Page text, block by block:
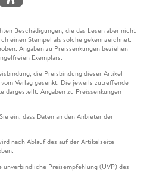
Beschädigungen, die das Lesen aber nicht
einen Stempel als solche gekennzeichnet.
Angaben zu Preissenkungen beziehen
Exemplars.
die Preisbindung dieser Artikel
Verlag gesenkt. Die jeweils zutreffende
Angaben zu Preissenkungen
ein, dass Daten an den Anbieter der
nach Ablauf des auf der Artikelseite
Preisempfehlung (UVP) des